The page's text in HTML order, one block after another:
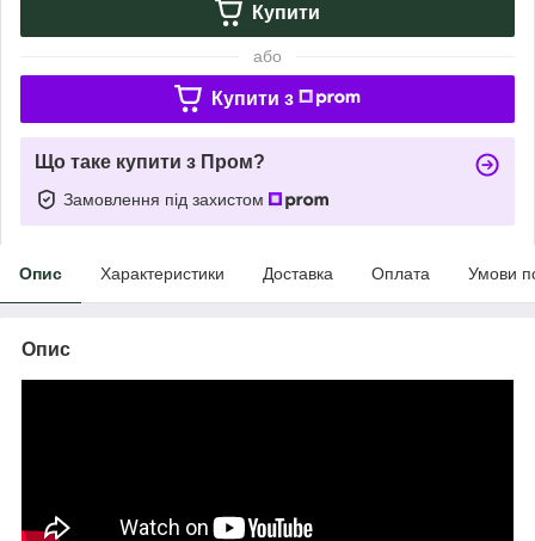
Купити
або
Купити з
Що таке купити з Пром?
Замовлення під захистом
Опис Характеристики Доставка Оплата Умови
Опис